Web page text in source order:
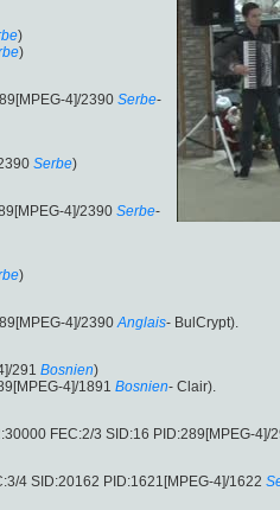
)
)
4]/2390 Serbe-
Serbe)
4]/2390 Serbe-
)
4]/2390 Anglais- BulCrypt).
291 Bosnien)
4]/1891 Bosnien- Clair).
FEC:2/3 SID:16 PID:289[MPEG-4]/
4 SID:20162 PID:1621[MPEG-4]/1622